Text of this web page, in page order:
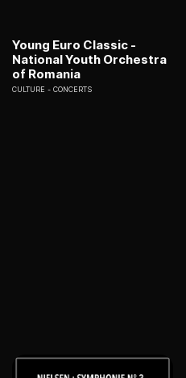
Young Euro Classic -
National Youth Orchestra
of Romania
CULTURE CONCERTS